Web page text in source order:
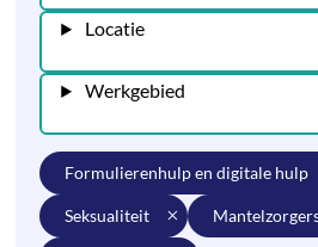
Locatie
Werkgebied
formulierenhulp en digitale hulp
seksualiteit